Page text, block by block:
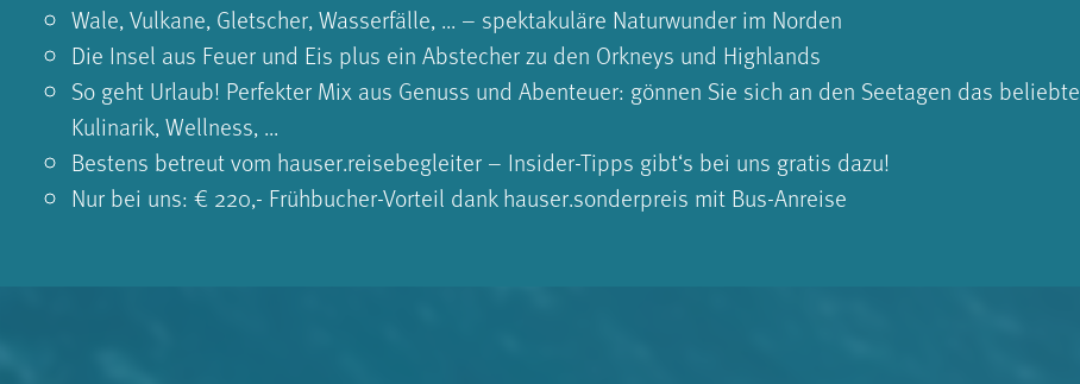
Wale, Vulkane, Gletscher, Wasserfälle, ... – spektakuläre Naturwunder im Norden
Die Insel aus Feuer und Eis plus ein Abstecher zu den Orkneys und Highlands
So geht Urlaub! Perfekter Mix aus Genuss und Abenteuer: gönnen Sie sich an den Seetagen das beliebte
Kulinarik, Wellness, ...
Bestens betreut vom hauser.reisebegleiter – Insider-Tipps gibt‘s bei uns gratis dazu!
Nur bei uns: € 220,- Frühbucher-Vorteil dank hauser.sonderpreis mit Bus-Anreise